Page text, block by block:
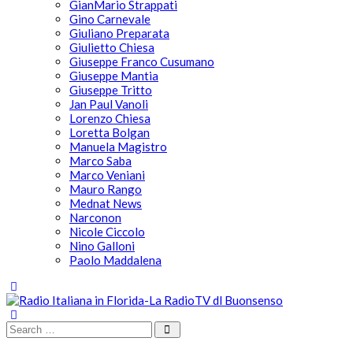
GianMario Strappati
Gino Carnevale
Giuliano Preparata
Giulietto Chiesa
Giuseppe Franco Cusumano
Giuseppe Mantia
Giuseppe Tritto
Jan Paul Vanoli
Lorenzo Chiesa
Loretta Bolgan
Manuela Magistro
Marco Saba
Marco Veniani
Mauro Rango
Mednat News
Narconon
Nicole Ciccolo
Nino Galloni
Paolo Maddalena